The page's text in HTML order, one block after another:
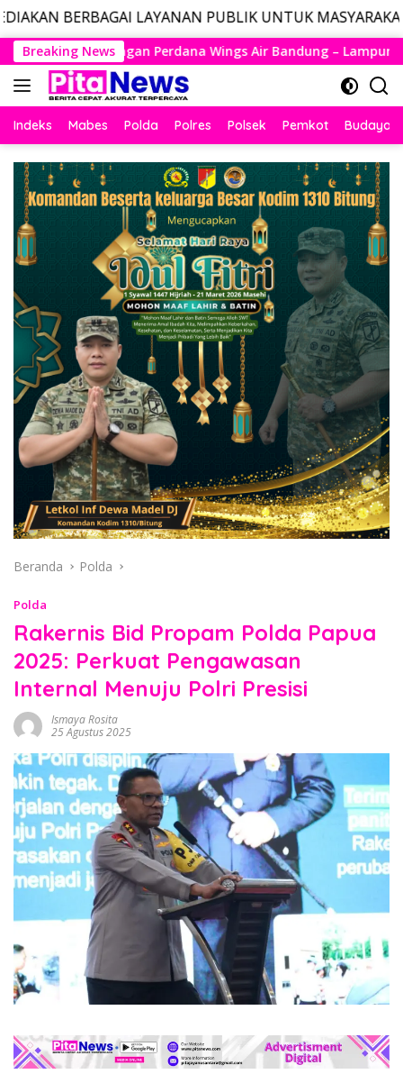
LAYANAN PUBLIK UNTUK MASYARAKAT, LAYANAN
Langsung
ke
konten
Breaking News
Air Bandung – Lampung Resmi Mengudara, Husein
Indeks Mabes Polda Polres Polsek Pemkot Budaya
Beranda Polda
Polda
Rakernis Bid Propam Polda Papua
2025: Perkuat Pengawasan
Internal Menuju Polri Presisi
Ismaya Rosita
25 Agustus 2025